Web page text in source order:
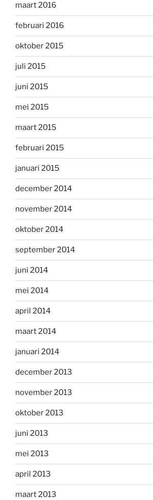
maart 2016
februari 2016
oktober 2015
juli 2015
juni 2015
mei 2015
maart 2015
februari 2015
januari 2015
december 2014
november 2014
oktober 2014
september 2014
juni 2014
mei 2014
april 2014
maart 2014
januari 2014
december 2013
november 2013
oktober 2013
juni 2013
mei 2013
april 2013
maart 2013